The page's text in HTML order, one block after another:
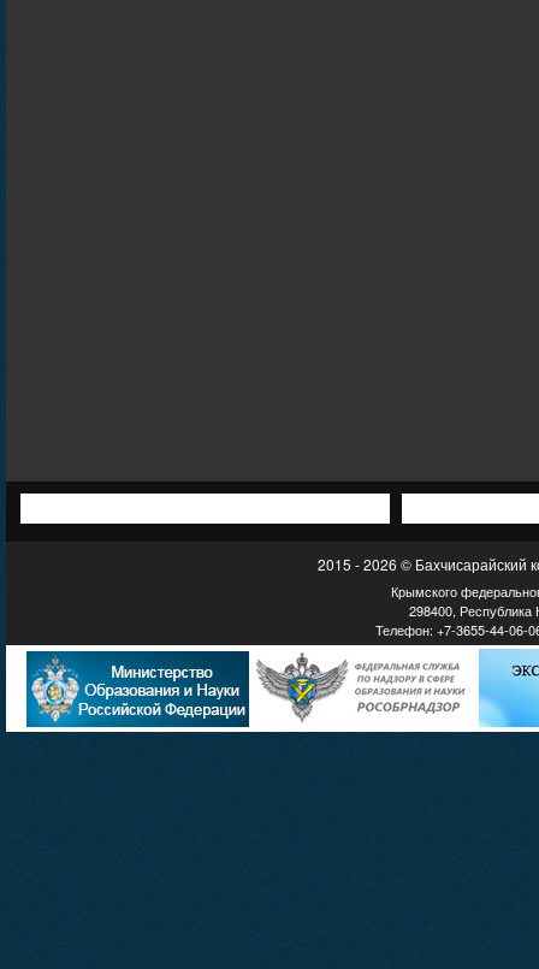
2015 - 2026 © Бахчисарайский
Крымского
298400, Республика
Телефон: +7-3655-44-06-